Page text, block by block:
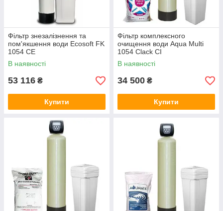
Фільтр знезалізнення та
пом'якшення води Ecosoft FK
1054 CE
В наявності
53 116 ₴
Купити
Фільтр комплексного
очищення води Aqua Multi
1054 Clack CI
В наявності
34 500 ₴
Купити